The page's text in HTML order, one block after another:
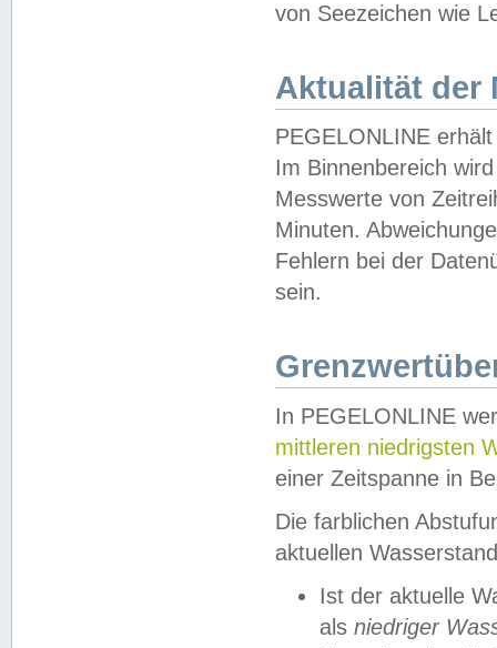
von Seezeichen wie
Aktualität der
PEGELONLINE
Im Binnenbereich
Messwerte von
Minuten.
Fehlern bei der
sein.
In PEGELONLINE
mittleren niedrigsten
einer Zeitspanne in
Die farblichen
aktuellen
Ist der aktuelle
als niedriger